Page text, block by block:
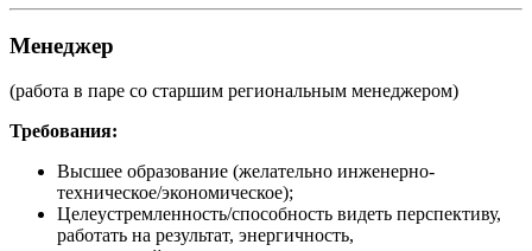
Менеджер
(работа в паре со старшим региональным менеджером)
Требования:
Высшее образование (желательно инженерно-
техническое/экономическое);
Целеустремленность/способность видеть перспективу,
работать на результат, энергичность,